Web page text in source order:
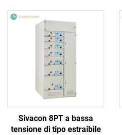
Sivacon 8PT a bassa
tensione di tipo estraibile